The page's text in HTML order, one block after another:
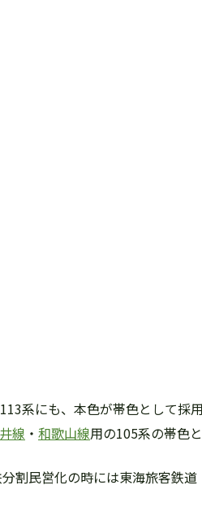
系にも、本色が帯色として採
線 ・ 和歌山線用の105系の帯色
割民営化の時には東海旅客鉄